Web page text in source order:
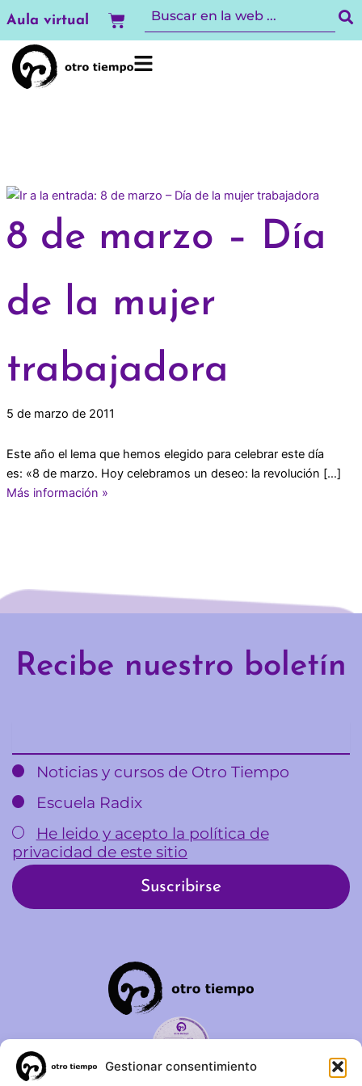
Gestionar consentimiento
al
contenido
Aula virtual Carrito
8 de marzo – Día
de la mujer
trabajadora
5 de marzo de 2011
Este año el lema que hemos elegido para celebrar este día
es: «8 de marzo. Hoy celebramos un deseo: la revolución […]
Más información »
Recibe nuestro boletín
Noticias y cursos de Otro Tiempo
Escuela Radix
He leido y acepto la política de
privacidad de este sitio